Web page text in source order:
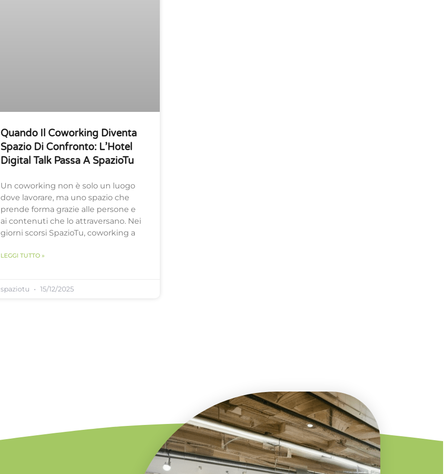
Quando Il Coworking Diventa
Spazio Di Confronto: L’Hotel
Digital Talk Passa A SpazioTu
Un coworking non è solo un luogo
dove lavorare, ma uno spazio che
prende forma grazie alle persone e
ai contenuti che lo attraversano. Nei
giorni scorsi SpazioTu, coworking a
LEGGI TUTTO »
spaziotu 15/12/2025